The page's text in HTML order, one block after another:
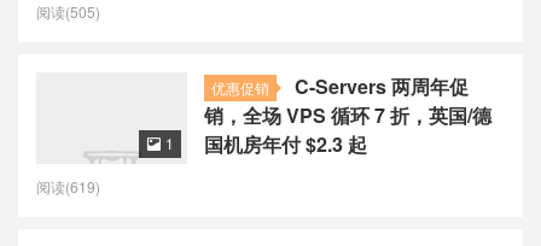
阅读(505)
优惠促销
C-Servers 两周年促
销，全场 VPS 循环 7 折，英国/德
国机房年付 $2.3 起
 1
阅读(619)